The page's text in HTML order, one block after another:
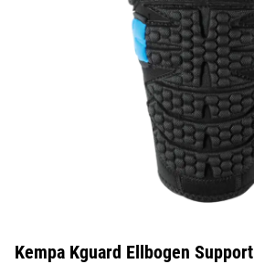
Kempa Kguard Ellbogen Support